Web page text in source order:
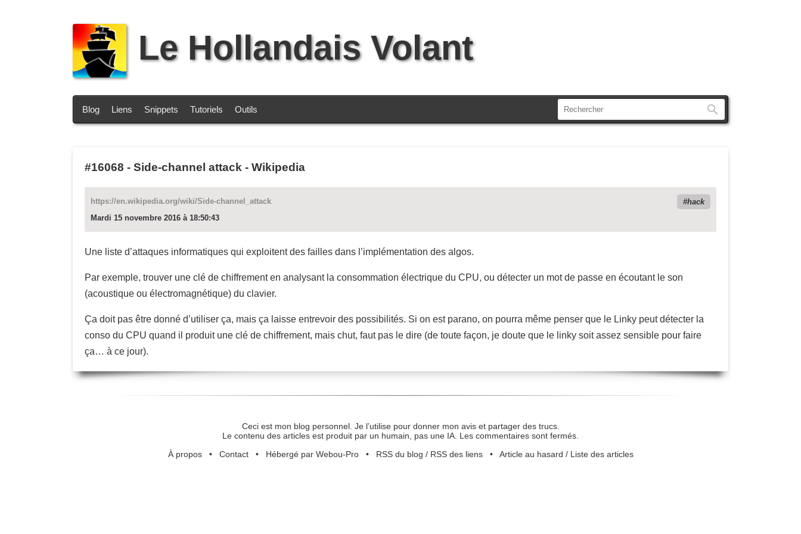
Le Hollandais Volant
Blog Liens Snippets Tutoriels Outils
#16068 - Side-channel attack - Wikipedia
https://en.wikipedia.org/wiki/Side-channel_attack
hack
Mardi 15 novembre 2016 à 18:50:43
Une liste d’attaques informatiques qui exploitent des failles dans l’implémentation des algos.
Par exemple, trouver une clé de chiffrement en analysant la consommation électrique du CPU, ou détecter un mot de passe en écoutant le son
(acoustique ou électromagnétique) du clavier.
Ça doit pas être donné d’utiliser ça, mais ça laisse entrevoir des possibilités. Si on est parano, on pourra même penser que le Linky peut détecter la
conso du CPU quand il produit une clé de chiffrement, mais chut, faut pas le dire (de toute façon, je doute que le linky soit assez sensible pour faire
ça… à ce jour).
Ceci est mon blog personnel. Je l’utilise pour donner mon avis et partager des trucs.
Le contenu des articles est produit par un humain, pas une IA. Les commentaires sont fermés.
À propos• Contact• Hébergé par Webou-Pro• RSS du blog / RSS des liens• Article au hasard / Liste des articles